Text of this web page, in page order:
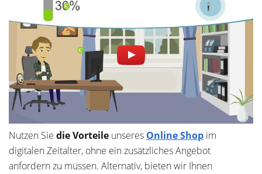
Nutzen Sie die Vorteile unseres Online Shop im
digitalen Zeitalter, ohne ein zusätzliches Angebot
anfordern zu müssen. Alternativ, bieten wir Ihnen